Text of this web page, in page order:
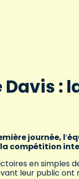
:
journée, l‘
la compétition
en simples
leur public